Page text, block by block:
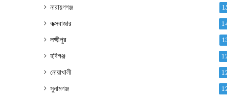
নারায়ণগঞ্জ
কক্সবাজার
লক্ষ্মীপুর
হবিগঞ্জ
নোয়াখালী
সুনামগঞ্জ